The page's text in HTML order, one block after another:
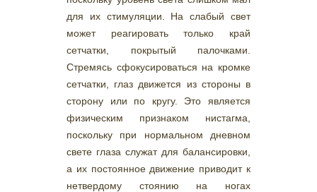
для их стимуляции. На слабый свет
может реагировать только край
сетчатки, покрытый палочками.
Стремясь сфокусироваться на кромке
сетчатки, глаз движется из стороны в
сторону или по кругу. Это является
физическим признаком нистагма,
поскольку при нормальном дневном
свете глаза служат для балансировки,
а их постоянное движение приводит к
нетвердому стоянию на ногах